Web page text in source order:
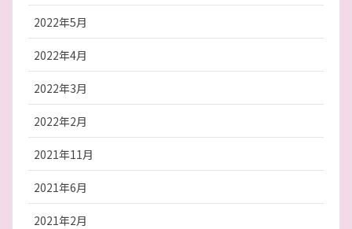
2022年5月
2022年4月
2022年3月
2022年2月
2021年11月
2021年6月
2021年2月